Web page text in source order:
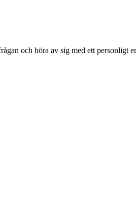
och höra av sig med ett personligt